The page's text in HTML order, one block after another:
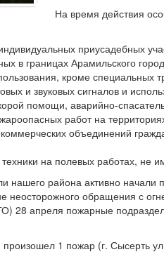
На время действия
приусадебных
в границах Арамильского
кроме специальных
и звуковых сигналов и
помощи, аварийно-
работ на
объединений
на полевых работах, не
нашего района активно начали
обращения с
28 апреля пожарные
1 пожар (г. Сысерть